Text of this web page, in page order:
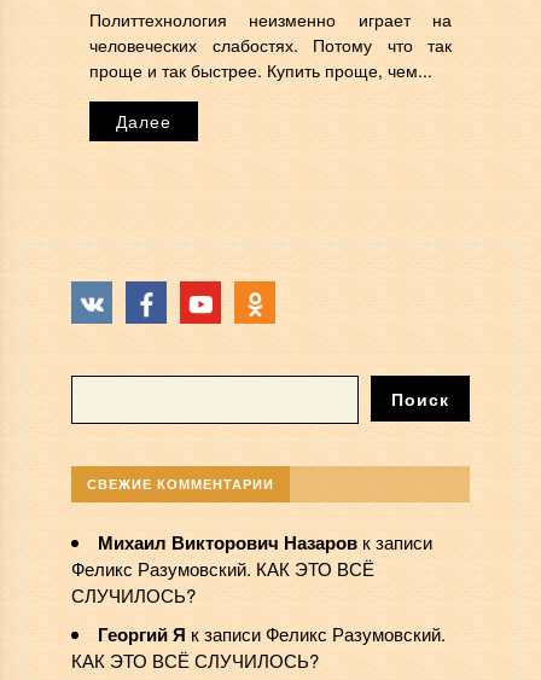
Политтехнология неизменно играет на
человеческих слабостях. Потому что так
проще и так быстрее. Купить проще, чем...
Далее
СВЕЖИЕ КОММЕНТАРИИ
Михаил Викторович Назаровк записи
Феликс Разумовский. КАК ЭТО ВСЁ
СЛУЧИЛОСЬ?
Георгий Я к записиФеликс Разумовский.
КАК ЭТО ВСЁ СЛУЧИЛОСЬ?